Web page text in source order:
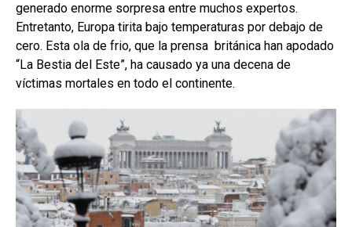
generado enorme sorpresa entre muchos expertos.
Entretanto, Europa tirita bajo temperaturas por debajo de
cero. Esta ola de frio, que la prensa británica han apodado
“La Bestia del Este”, ha causado ya una decena de
víctimas mortales en todo el continente.